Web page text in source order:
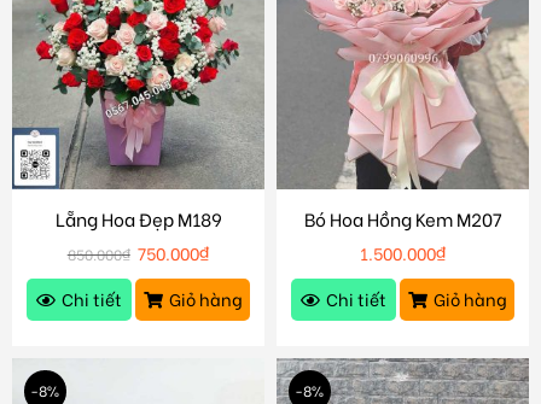
Lẵng Hoa Đẹp M189
850.000₫ 750.000₫
Chi tiết
Giỏ hàng
Bó Hoa Hồng Kem M207
1.500.000₫
Chi tiết
Giỏ hàng
-8% -8%